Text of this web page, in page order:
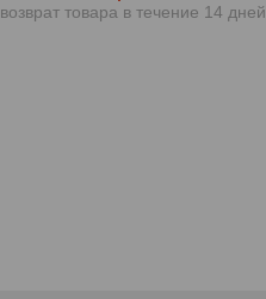
возврат товара в течение 14 дней